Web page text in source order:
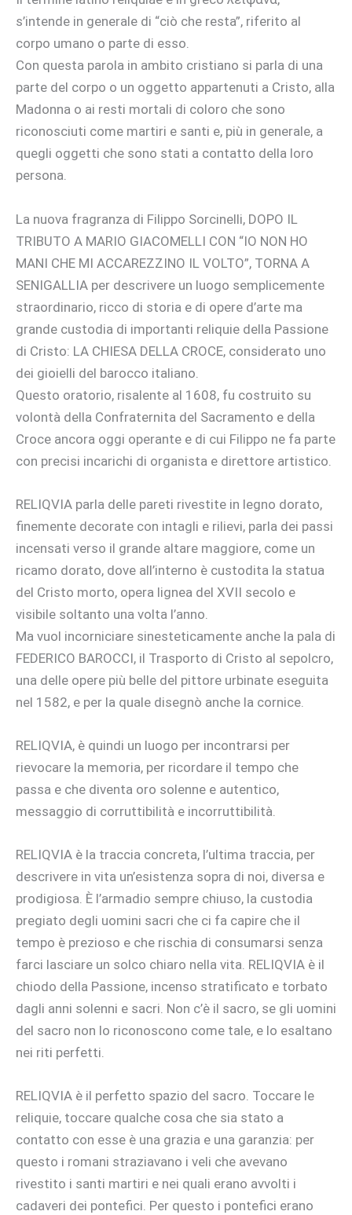
s’intende in generale di “ciò che resta”, riferito al
corpo umano o parte di esso.
Con questa parola in ambito cristiano si parla di una
parte del corpo o un oggetto appartenuti a Cristo, alla
Madonna o ai resti mortali di coloro che sono
riconosciuti come martiri e santi e, più in generale, a
quegli oggetti che sono stati a contatto della loro
persona.
La nuova fragranza di Filippo Sorcinelli, DOPO IL
TRIBUTO A MARIO GIACOMELLI CON “IO NON HO
MANI CHE MI ACCAREZZINO IL VOLTO”, TORNA A
SENIGALLIA per descrivere un luogo semplicemente
straordinario, ricco di storia e di opere d’arte ma
grande custodia di importanti reliquie della Passione
di Cristo: LA CHIESA DELLA CROCE, considerato uno
dei gioielli del barocco italiano.
Questo oratorio, risalente al 1608, fu costruito su
volontà della Confraternita del Sacramento e della
Croce ancora oggi operante e di cui Filippo ne fa parte
con precisi incarichi di organista e direttore artistico.
RELIQVIA parla delle pareti rivestite in legno dorato,
finemente decorate con intagli e rilievi, parla dei passi
incensati verso il grande altare maggiore, come un
ricamo dorato, dove all’interno è custodita la statua
del Cristo morto, opera lignea del XVII secolo e
visibile soltanto una volta l’anno.
Ma vuol incorniciare sinesteticamente anche la pala di
FEDERICO BAROCCI, il Trasporto di Cristo al sepolcro,
una delle opere più belle del pittore urbinate eseguita
nel 1582, e per la quale disegnò anche la cornice.
RELIQVIA, è quindi un luogo per incontrarsi per
rievocare la memoria, per ricordare il tempo che
passa e che diventa oro solenne e autentico,
messaggio di corruttibilità e incorruttibilità.
RELIQVIA è la traccia concreta, l’ultima traccia, per
descrivere in vita un’esistenza sopra di noi, diversa e
prodigiosa. È l’armadio sempre chiuso, la custodia
pregiato degli uomini sacri che ci fa capire che il
tempo è prezioso e che rischia di consumarsi senza
farci lasciare un solco chiaro nella vita. RELIQVIA è il
chiodo della Passione, incenso stratificato e torbato
dagli anni solenni e sacri. Non c’è il sacro, se gli uomini
del sacro non lo riconoscono come tale, e lo esaltano
nei riti perfetti.
RELIQVIA è il perfetto spazio del sacro. Toccare le
reliquie, toccare qualche cosa che sia stato a
contatto con esse è una grazia e una garanzia: per
questo i romani straziavano i veli che avevano
rivestito i santi martiri e nei quali erano avvolti i
cadaveri dei pontefici. Per questo i pontefici erano